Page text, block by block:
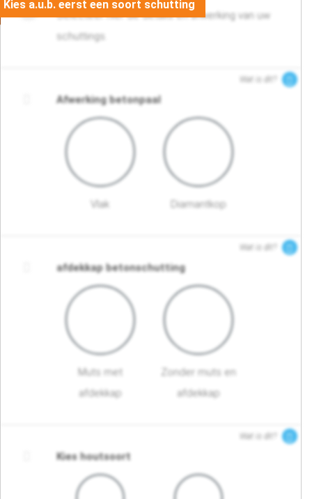
Selecteer hier de details en afwerking van uw
schuttings.
Wat is dit?
Afwerking betonpaal
Vlak Diamantkop
Wat is dit?
afdekkap betonschutting
Muts met
afdekkap
Zonder muts en
afdekkap
Wat is dit?
Kies houtsoort